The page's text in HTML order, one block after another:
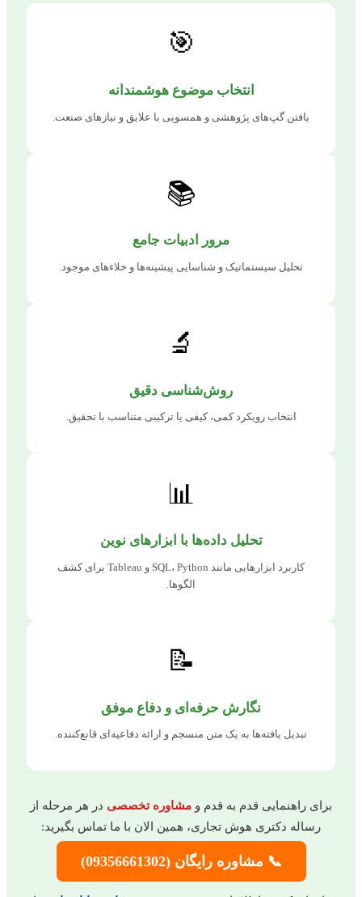
انتخاب موضوع هوشمندانه
یافتن گپ‌های پژوهشی و همسویی با علایق و نیازهای صنعت.
📚
مرور ادبیات جامع
تحلیل سیستماتیک و شناسایی پیشینه‌ها و خلاءهای موجود.
روش‌شناسی دقیق
انتخاب رویکرد کمی، کیفی یا ترکیبی متناسب با تحقیق.
تحلیل داده‌ها با ابزارهای نوین
کاربرد ابزارهایی مانند SQL، Python و Tableau برای کشف
نگارش حرفه‌ای و دفاع موفق
تبدیل یافته‌ها به یک متن منسجم و ارائه دفاعیه‌ای قانع‌کننده.
برای راهنمایی قدم به قدم ومشاوره تخصصیدر هر مرحله از
رساله دکتری هوش تجاری، همین الان با ما تماس بگیرید:
📞 مشاوره رایگان (09356661302)